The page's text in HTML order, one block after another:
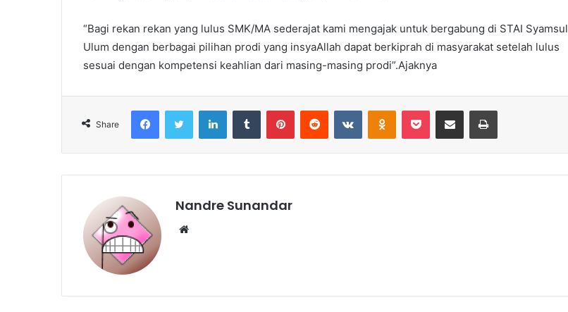
“Bagi rekan rekan yang lulus SMK/MA sederajat kami mengajak untuk bergabung di STAI Syamsul
Ulum dengan berbagai pilihan prodi yang insyaAllah dapat berkiprah di masyarakat setelah lulus
sesuai dengan kompetensi keahlian dari masing-masing prodi”.Ajaknya
Share
FacebookTwitter LinkedInTumblr PinterestReddit VKontakteOdnoklassniki
Pocket Share via Email Print
Nandre Sunandar
Website